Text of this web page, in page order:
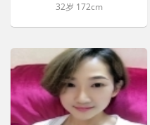
32岁 172cm